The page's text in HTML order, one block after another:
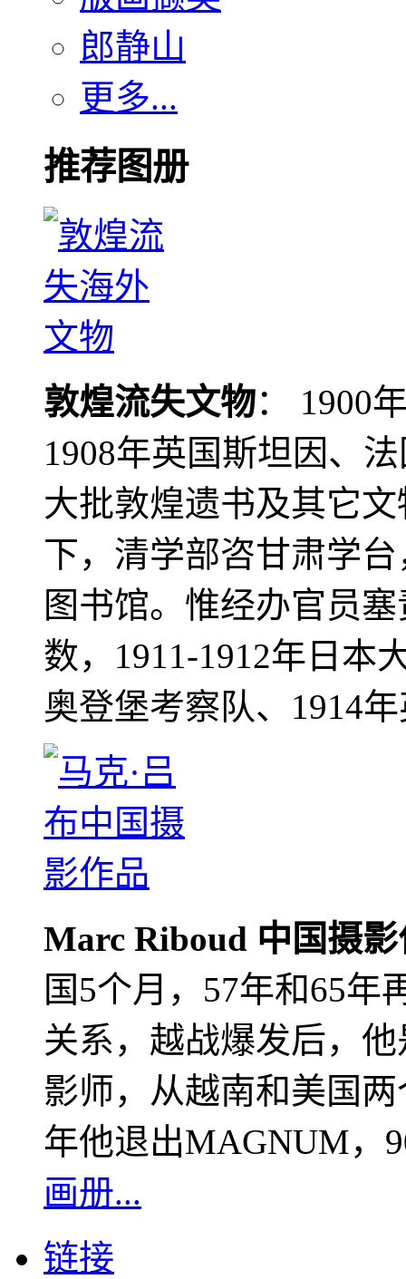
郎静山
更多...
推荐图册
敦煌流失文物： 1900
1908年英国斯坦因、
大批敦煌遗书及其它
下，清学部咨甘肃学
图书馆。惟经办官员
数，1911-1912年日本
奥登堡考察队、1914
Marc Riboud 中国摄
国5个月，57年和65年
关系，越战爆发后，
影师，从越南和美国
年他退出MAGNUM，
画册...
链接